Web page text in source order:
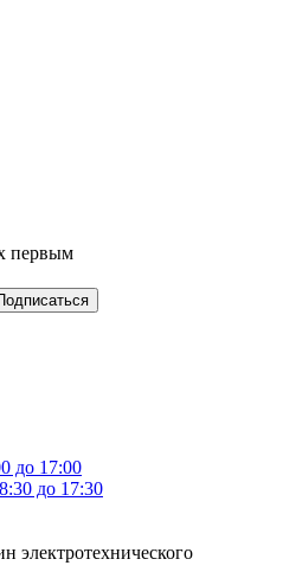
первым
до 17:00
до 17:30
электротехнического